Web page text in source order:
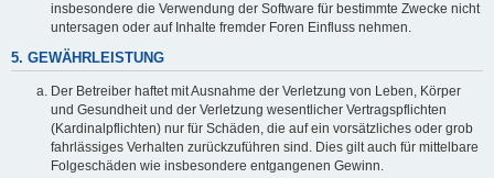
insbesondere die Verwendung der Software für bestimmte Zwecke nicht
untersagen oder auf Inhalte fremder Foren Einfluss nehmen.
5. GEWÄHRLEISTUNG
Der Betreiber haftet mit Ausnahme der Verletzung von Leben, Körper
und Gesundheit und der Verletzung wesentlicher Vertragspflichten
(Kardinalpflichten) nur für Schäden, die auf ein vorsätzliches oder grob
fahrlässiges Verhalten zurückzuführen sind. Dies gilt auch für mittelbare
Folgeschäden wie insbesondere entgangenen Gewinn.